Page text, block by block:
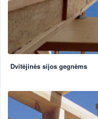
Dvitėjinės sijos gegnėms